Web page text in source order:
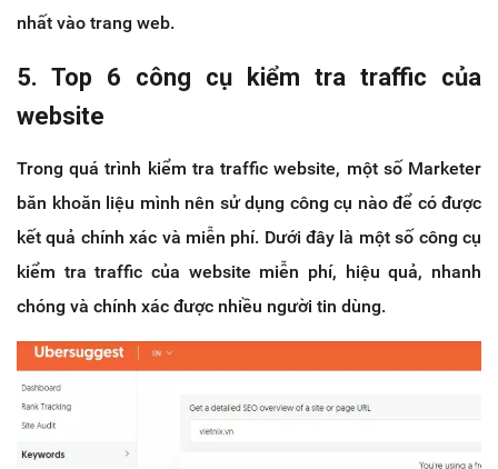
nhất vào trang web.
5. Top 6 công cụ kiểm tra traffic của
website
Trong quá trình kiểm tra traffic website, một số Marketer
băn khoăn liệu mình nên sử dụng công cụ nào để có được
kết quả chính xác và miễn phí. Dưới đây là một số công cụ
kiểm tra traffic của website miễn phí, hiệu quả, nhanh
chóng và chính xác được nhiều người tin dùng.